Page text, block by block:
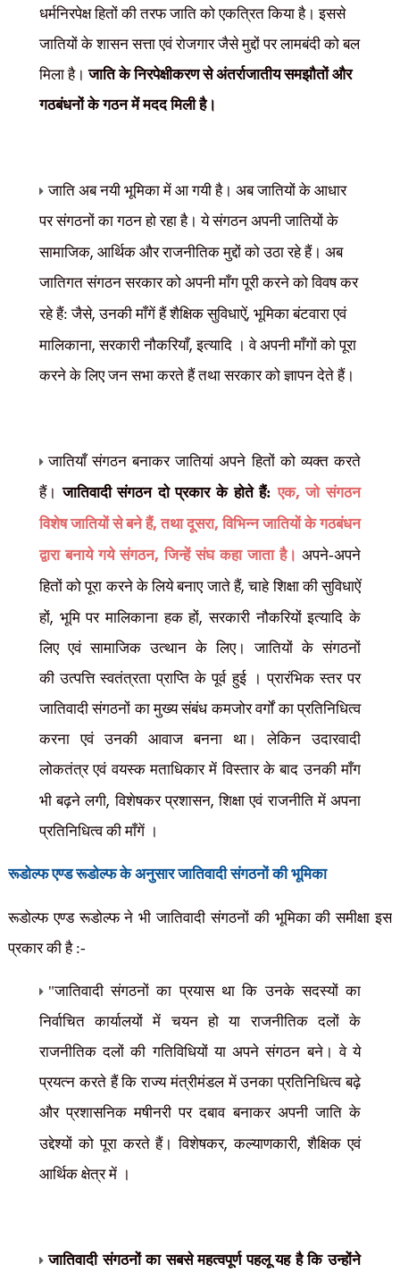
धर्मनिरपेक्ष हितों की तरफ जाति को एकत्रित किया है। इससे
जातियों के शासन सत्ता एवं रोजगार जैसे मुद्दों पर लामबंदी को बल
मिला है।जाति के निरपेक्षीकरण से अंतर्राजातीय समझौतों और
गठबंधनों के गठन में मदद मिली है।
जाति अब नयी भूमिका में आ गयी है। अब जातियों के आधार
पर संगठनों का गठन हो रहा है। ये संगठन अपनी जातियों के
सामाजिक, आर्थिक और राजनीतिक मुद्दों को उठा रहे हैं। अब
जातिगत संगठन सरकार को अपनी माँग पूरी करने को विवष कर
रहे हैं: जैसे,उनकी माँगें हैं शैक्षिक सुविधाऐं, भूमिका बंटवारा एवं
मालिकाना,सरकारी नौकरियाँ,इत्यादि । वे अपनी माँगों को पूरा
करने के लिए जन सभा करते हैं तथा सरकार को ज्ञापन देते हैं।
जातियाँ संगठन बनाकर जातियां अपने हितों को व्यक्त करते
हैं।जातिवादी संगठन दो प्रकार के होते हैं: एक,जो संगठन
विशेष जातियों से बने हैं,तथा दूसरा,विभिन्न जातियों के गठबंधन
द्वारा बनाये गये संगठन,जिन्हें संघ कहा जाता है।अपने-अपने
हितों को पूरा करने के लिये बनाए जाते हैं,चाहे शिक्षा की सुविधाऐं
हों, भूमि पर मालिकाना हक हों,सरकारी नौकरियों इत्यादि के
लिए एवं सामाजिक उत्थान के लिए। जातियों के संगठनों
कीउत्पत्ति स्वतंत्रता प्राप्ति के पूर्व हुई । प्रारंभिक स्तर पर
जातिवादी संगठनों का मुख्य संबंध कमजोर वर्गों का प्रतिनिधित्व
करना एवं उनकी आवाज बनना था। लेकिन उदारवादी
लोकतंत्र एवं वयस्क मताधिकार में विस्तार के बाद उनकी माँग
भी बढ़ने लगी,विशेषकर प्रशासन,शिक्षा एवं राजनीति में अपना
प्रतिनिधित्व की माँगें ।
रूडोल्फ एण्ड रूडोल्फ के अनुसार जातिवादी संगठनों की भूमिका
रूडोल्फ एण्ड रूडोल्फ ने भी जातिवादी संगठनों की भूमिका की समीक्षा इस
प्रकार की है :-
"जातिवादी संगठनों का प्रयास था कि उनके सदस्यों का
निर्वाचित कार्यालयों में चयन हो या राजनीतिक दलों के
राजनीतिक दलों की गतिविधियों या अपने संगठन बने। वे ये
प्रयत्न करते हैं कि राज्य मंत्रीमंडल में उनका प्रतिनिधित्व बढ़े
और प्रशासनिक मषीनरी पर दबाव बनाकर अपनी जाति के
उद्देश्यों को पूरा करते हैं। विशेषकर,कल्याणकारी,शैक्षिक एवं
आर्थिक क्षेत्र में ।
जातिवादी संगठनों का सबसे महत्वपूर्ण पहलू यह है कि उन्होंने